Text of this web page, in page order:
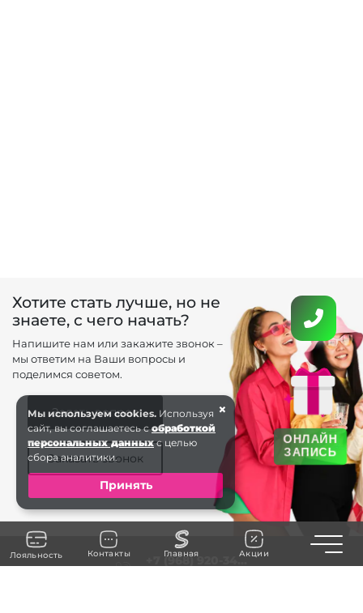
Лояльность Контакты Главная Акции
ОНЛАЙН
ЗАПИСЬ
Хотите стать лучше, но не
знаете, с чего начать?
Напишите нам или закажите звонок –
мы ответим на Ваши вопросы и
поделимся советом.
Задать вопрос
Заказать звонок
+7 (968) 920-34...
×
Мы используем cookies. Используя
сайт, вы соглашаетесь собработкой
персональных данныхс целью
сбора аналитики.
Принять